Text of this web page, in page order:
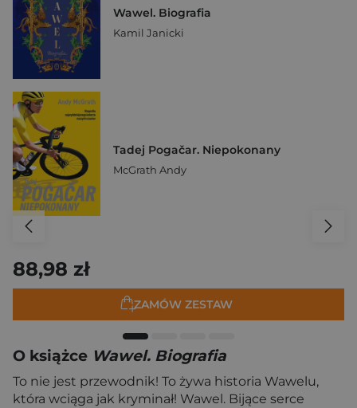
Wawel. Biografia
Kamil Janicki
Tadej Pogačar. Niepokonany
McGrath Andy
88,98 zł
ZAMÓW ZESTAW
O książce Wawel. Biografia
To nie jest przewodnik! To żywa historia Wawelu,
która wciąga jak kryminał! Wawel. Bijące serce